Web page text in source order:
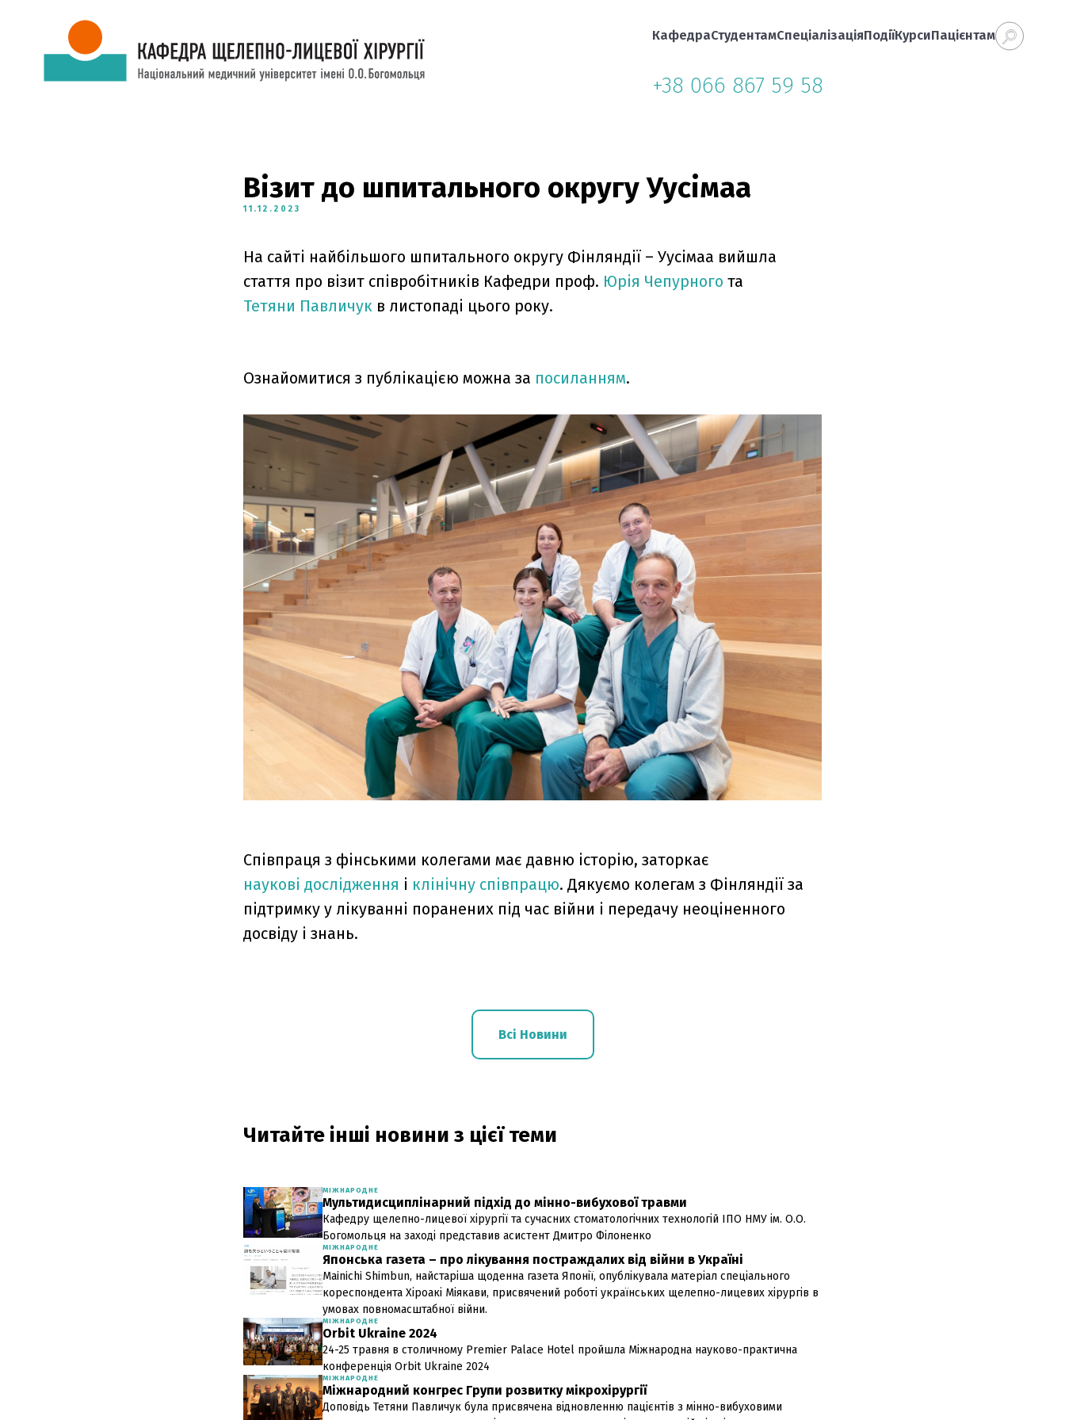
КафедраСтудентамСпеціалізаціяПодіїКурсиПацієнтам
+38 066 867 59 58
Візит до шпитального округу Уусімаа
11.12.2023
На сайті найбільшого шпитального округу Фінляндії – Уусімаа вийшла
стаття про візит співробітників Кафедри проф. Юрія Чепурного та
Тетяни Павличук в листопаді цього року.
Ознайомитися з публікацією можна за посиланням.
Співпраця з фінськими колегами має давню історію, заторкає
наукові дослідження і клінічну співпрацю. Дякуємо колегам з Фінляндії за
підтримку у лікуванні поранених під час війни і передачу неоціненного
досвіду і знань.
Всі Новини
Читайте інші новини з цієї теми
МІЖНАРОДНЕ
Мультидисциплінарний підхід до мінно-вибухової травми
Кафедру щелепно-лицевої хірургії та сучасних стоматологічних технологій ІПО НМУ ім. О.О.
Богомольця на заході представив асистент Дмитро Філоненко
МІЖНАРОДНЕ
Японська газета – про лікування постраждалих від війни в Україні
Mainichi Shimbun, найстаріша щоденна газета Японії, опублікувала матеріал спеціального
кореспондента Хіроакі Міякави, присвячений роботі українських щелепно-лицевих хірургів в
умовах повномасштабної війни.
МІЖНАРОДНЕ
Orbit Ukraine 2024
24-25 травня в столичному Premier Palace Hotel пройшла Міжнародна науково-практична
конференція Orbit Ukraine 2024
МІЖНАРОДНЕ
Міжнародний конгрес Групи розвитку мікрохірургії
Доповідь Тетяни Павличук була присвячена відновленню пацієнтів з мінно-вибуховими